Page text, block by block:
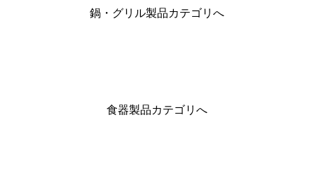
鍋・グリル製品カテゴリへ
食器製品カテゴリへ